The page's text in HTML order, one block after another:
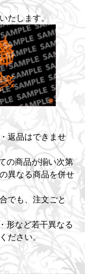
たします。
返品はできませ
の商品が揃い次第
異なる商品を併せ
でも、注文ごと
形など若干異なる
ださい。